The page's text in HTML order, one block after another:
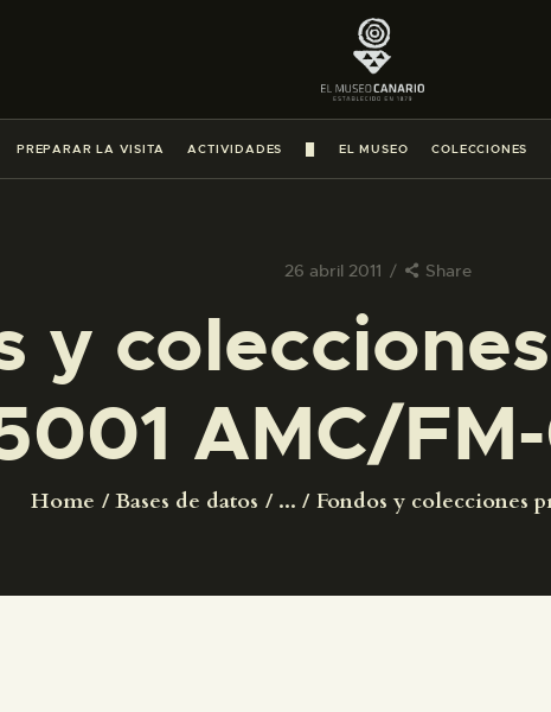
PREPARAR LA VISITA ACTIVIDADES EL MUSEO COLECCIONES
26 abril 2011 Share
y
AMC/FM-
Home Bases de datos ... Fondos y colecciones
PREPARAR LA VISITA
ACTIVIDADES
█
COLECCIONES
DIDÁCTICA
ESPAÑOL